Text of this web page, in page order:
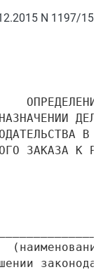
N 1197/15
ОПРЕДЕЛЕНИЕ
В
ЗАКАЗА К